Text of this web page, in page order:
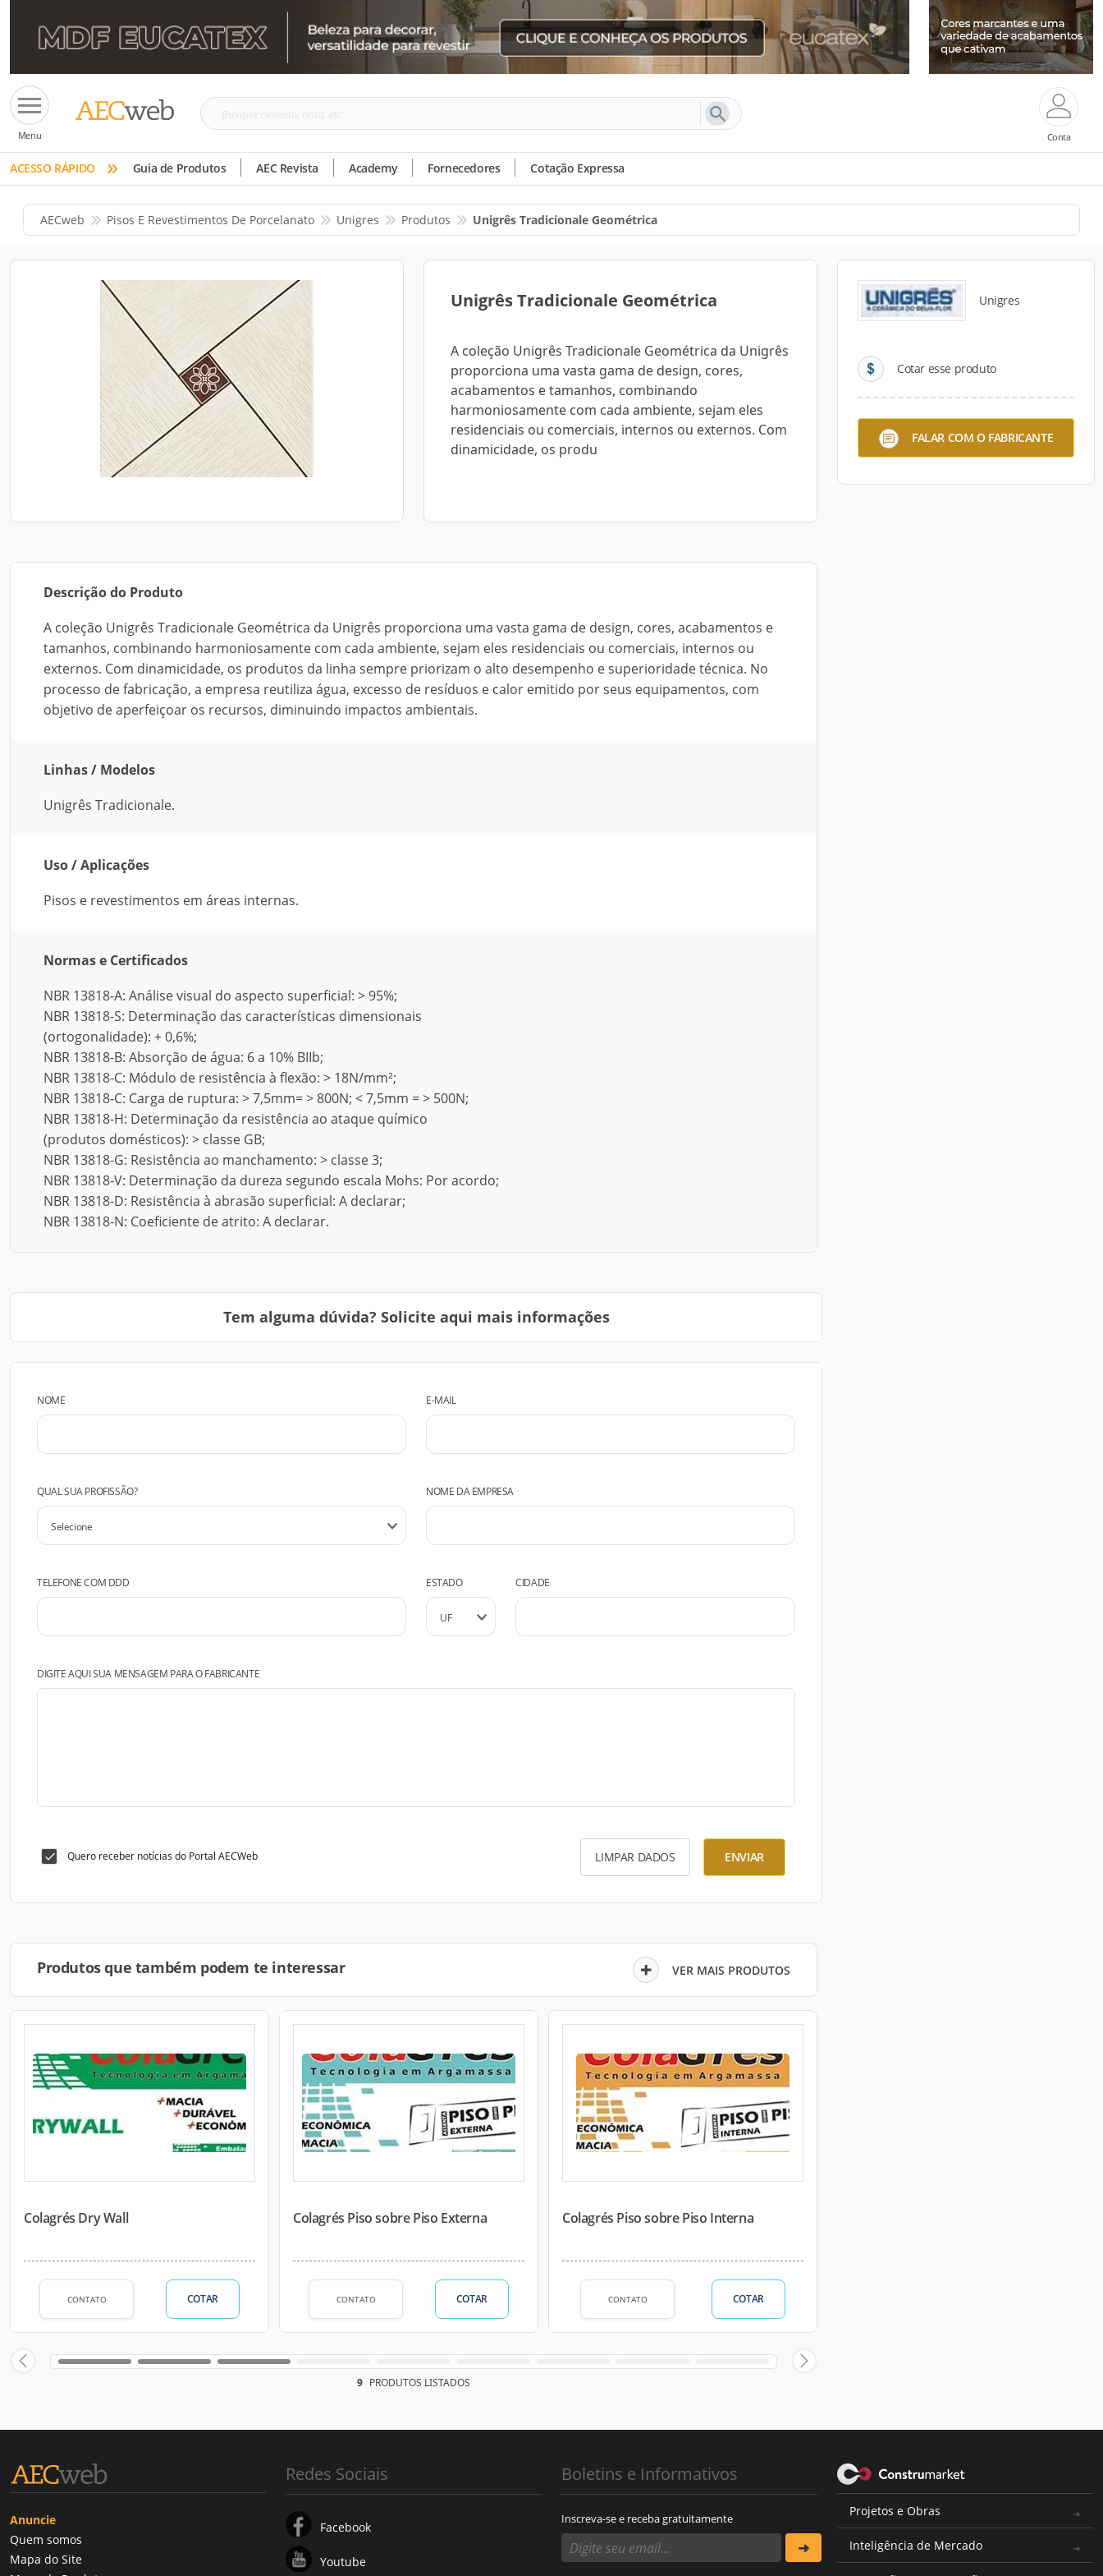
Menu
Busque
tinta,
etc
Conta
ACESSO RÁPIDO » Guia de Produtos AEC Revista Academy Fornecedores Cotação Expressa
AECweb Pisos E Revestimentos De Porcelanato Unigres Produtos Unigrês Tradicionale Geométrica
Unigrês Tradicionale Geométrica
A coleção Unigrês Tradicionale Geométrica da Unigrês
proporciona uma vasta gama de design, cores,
acabamentos e tamanhos, combinando
harmoniosamente com cada ambiente, sejam eles
residenciais ou comerciais, internos ou externos. Com
dinamicidade, os produ
Unigres
Cotar esse produto
FALAR COM O FABRICANTE
Descrição do Produto
A coleção Unigrês Tradicionale Geométrica da Unigrês proporciona uma vasta gama de design, cores, acabamentos e
tamanhos, combinando harmoniosamente com cada ambiente, sejam eles residenciais ou comerciais, internos ou
externos. Com dinamicidade, os produtos da linha sempre priorizam o alto desempenho e superioridade técnica. No
processo de fabricação, a empresa reutiliza água, excesso de resíduos e calor emitido por seus equipamentos, com
objetivo de aperfeiçoar os recursos, diminuindo impactos ambientais.
Linhas / Modelos
Unigrês Tradicionale.
Uso / Aplicações
Pisos e revestimentos em áreas internas.
Normas e Certificados
NBR 13818-A: Análise visual do aspecto superficial: > 95%;
NBR 13818-S: Determinação das características dimensionais
(ortogonalidade): + 0,6%;
NBR 13818-B: Absorção de água: 6 a 10% BIIb;
NBR 13818-C: Módulo de resistência à flexão: > 18N/mm²;
NBR 13818-C: Carga de ruptura: > 7,5mm= > 800N; < 7,5mm = > 500N;
NBR 13818-H: Determinação da resistência ao ataque químico
(produtos domésticos): > classe GB;
NBR 13818-G: Resistência ao manchamento: > classe 3;
NBR 13818-V: Determinação da dureza segundo escala Mohs: Por acordo;
NBR 13818-D: Resistência à abrasão superficial: A declarar;
NBR 13818-N: Coeficiente de atrito: A declarar.
Tem alguma dúvida? Solicite aqui mais informações
NOME E-MAIL
QUAL SUA PROFISSÃO? NOME DA EMPRESA
TELEFONE COM DDD ESTADO CIDADE
DIGITE AQUI SUA MENSAGEM PARA O FABRICANTE
Quero receber notícias do Portal AECWeb LIMPAR DADOS ENVIAR
Produtos que também podem te interessar VER MAIS PRODUTOS
Colagrés Dry Wall
CONTATO COTAR
Colagrés Piso sobre Piso Externa
CONTATO COTAR
Colagrés Piso sobre Piso Interna
CONTATO COTAR
9 PRODUTOS LISTADOS
Anuncie
Quem somos
Mapa do Site
Redes Sociais
Facebook
Youtube
Boletins e Informativos
Inscreva-se e receba gratuitamente
Projetos e Obras
Inteligência de Mercado